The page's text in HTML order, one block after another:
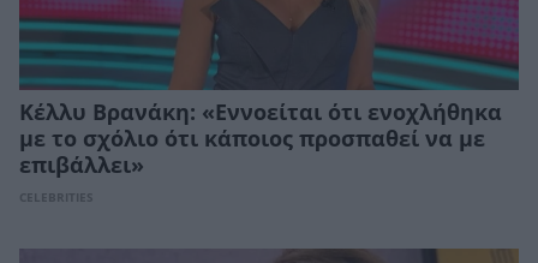
Κέλλυ Βρανάκη: «Εννοείται ότι ενοχλήθηκα
με το σχόλιο ότι κάποιος προσπαθεί να με
επιβάλλει»
CELEBRITIES